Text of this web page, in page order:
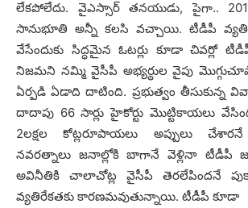
లేక‌పోలేదు. వైఎస్సార్ త‌న‌యుడు, పైగా..
సానుభూతి అన్నీ క‌ల‌సి వ‌చ్చాయి. టీడీపీ
వేసేందుకు సిద్ధ‌మైన ఓట‌ర్లు కూడా చివ‌ర్లో
నిజ‌మ‌ని న‌మ్మి వైసీపీ అభ్య‌ర్థుల వైపు
ఏర్ప‌డి ఏడాది దాటింది. ప్ర‌భుత్వం తీసుకున్న
దాదాపు 66 సార్లు హైకోర్టు మొట్టికాయ‌లు
2ల‌క్ష‌ల కోట్ల‌రూపాయ‌లు అప్పులు
న‌వ‌ర‌త్నాలు జ‌నాల్లోకి బాగానే వెళ్లినా టీడీపీ
అవినీతికి చాలాచోట్ల వైసీపీ తెర‌లేపింద‌నే
వ్య‌తిరేక‌త‌కు కార‌ణ‌మ‌వుతున్నాయి. టీడీపీ కూడా